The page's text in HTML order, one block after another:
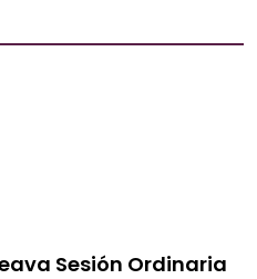
Sesión Ordinaria